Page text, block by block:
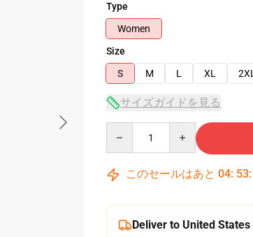
Type
Women
Size
S
M L XL 2XL
サイズガイドを見る
このセールはあと 04: 53:
Deliver to United States